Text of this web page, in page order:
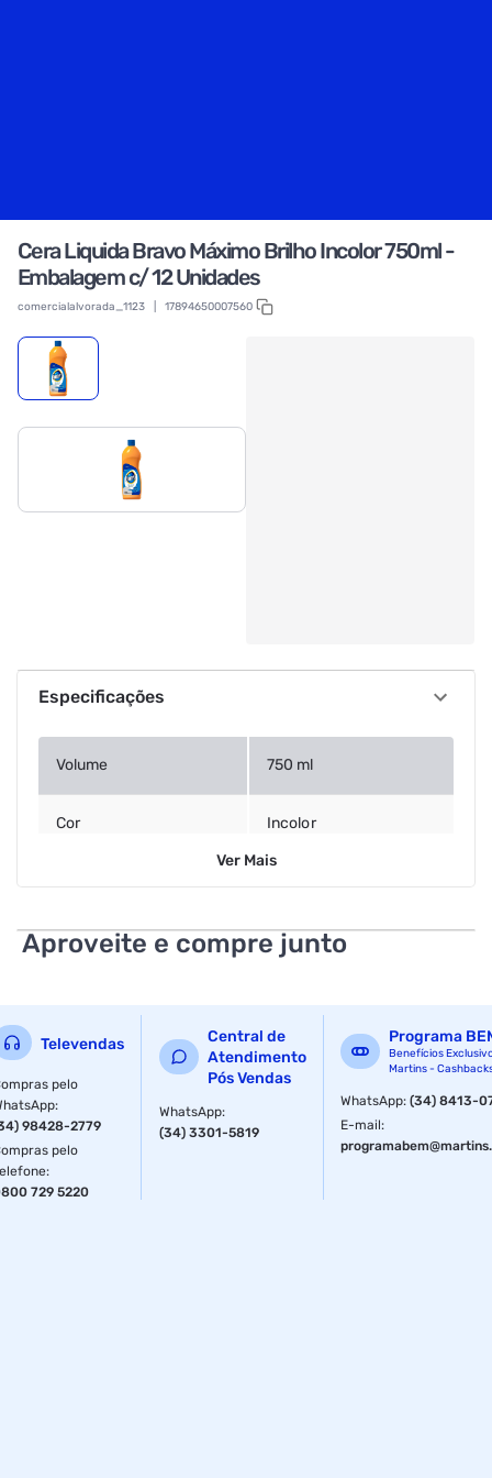
Cera Liquida Bravo Máximo Brilho Incolor 750ml -
Embalagem c/ 12 Unidades
comercialalvorada_1123 17894650007560
Especificações
Volume 750 ml
Cor
Incolor
Ver Mais
Aproveite e compre junto
Televendas
pelo
:
98428-2779
pelo
:
729 5220
Central de
Atendimento
Pós Vendas
WhatsApp:
(34) 3301-5819
Programa
Benefícios
Martins -
WhatsApp:(34) 8413-
E-mail: